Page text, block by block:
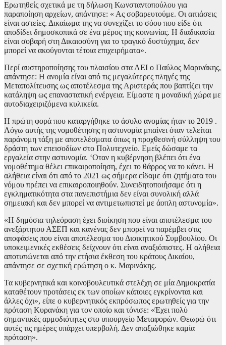
Ερωτηθείς σχετικά με τη δήλωση Κωνσταντοπούλου για
παραποίηση αρχείων, απάντησε: « Ας σοβαρευτούμε. Οι αιτιάσεις
είναι αστείες. Δικαίωμα της να συνεχίζει το σόου που είδε ότι
αποδίδει δημοσκοπικά σε ένα μέρος της κοινωνίας. Η διαδικασία
είναι σοβαρή στη Δικαιοσύνη για το τραγικό δυστύχημα, δεν
μπορεί να ακούγονται τέτοια επιχειρήματα».
Περί αυστηροποίησης του πλαισίου στα ΑΕΙ ο Παύλος Μαρινάκης,
απάντησε: Η ανομία είναι από τις μεγαλύτερες πληγές της
Μεταπολίτευσης ως αποτέλεσμα της Αριστεράς που βαπτίζει την
κατάληψη ως επαναστατική ενέργεια. Είμαστε η μοναδική χώρα με
αυτοδιαχειριζόμενα κυλικεία.
Η πρώτη φορά που καταργήθηκε το άσυλο ανομίας ήταν το 2019 .
Λόγω αυτής της νομοθέτησης η αστυνομία μπαίνει όταν τελείται
παράνομη τάξη με αποτελέσματα όπως η προχθεσινή σύλληψη του
δράστη των επεισοδίων στο Πολυτεχνείο. Εμείς δώσαμε τα
εργαλεία στην αστυνομία. ‘Οταν η κυβέρνηση βλέπει ότι ένα
νομοθέτημα θέλει επικαιροποίηση, έχει το θάρρος να το κάνει. Η
αλήθεια είναι ότι από το 2021 ως σήμερα είδαμε ότι ζητήματα του
νόμου πρέπει να επικαιροποιηθούν. Συνειδητοποιήσαμε ότι η
εγκληματικότητα στα πανεπιστήμια δεν είναι συνολική αλλά
σημειακή και δεν μπορεί να αντιμετωπιστεί με άοπλη αστυνομία».
«Η δημόσια τηλεόραση έχει διοίκηση που είναι αποτέλεσμα του
ανεξάρτητου ΑΣΕΠ και κανένας δεν μπορεί να παρέμβει στις
αποφάσεις που είναι αποτέλεσμα του Διοικητικού Συμβουλίου. Οι
υποκειμενικές εκθέσεις δείχνουν ότι είναι αναξιόπιστες. Η αλήθεια
αποτυπώνεται από την ετήσια έκθεση του κράτους Δικαίου,
απάντησε σε σχετική ερώτηση ο κ. Μαρινάκης.
Τα κυβερνητικά και κοινοβουλευτικά στελέχη σε μία Δημοκρατία
καταθέτουν προτάσεις εκ των οποίων κάποιες εγκρίνονται και
άλλες όχι», είπε ο κυβερνητικός εκπρόσωπος ερωτηθείς για την
πρόταση Κυρανάκη για τον οποίο και τόνισε: «Έχει πολύ
σημαντικές αρμοδιότητες στο υπουργείο Μεταφορών. Θεωρώ ότι
αυτές τις ημέρες υπάρχει υπερβολή. Δεν απαξιώθηκε καμία
πρόταση».